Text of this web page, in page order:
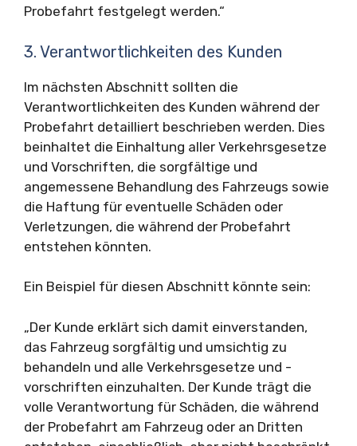
Probefahrt festgelegt werden.“
3. Verantwortlichkeiten des Kunden
Im nächsten Abschnitt sollten die
Verantwortlichkeiten des Kunden während der
Probefahrt detailliert beschrieben werden. Dies
beinhaltet die Einhaltung aller Verkehrsgesetze
und Vorschriften, die sorgfältige und
angemessene Behandlung des Fahrzeugs sowie
die Haftung für eventuelle Schäden oder
Verletzungen, die während der Probefahrt
entstehen könnten.
Ein Beispiel für diesen Abschnitt könnte sein:
„Der Kunde erklärt sich damit einverstanden,
das Fahrzeug sorgfältig und umsichtig zu
behandeln und alle Verkehrsgesetze und -
vorschriften einzuhalten. Der Kunde trägt die
volle Verantwortung für Schäden, die während
der Probefahrt am Fahrzeug oder an Dritten